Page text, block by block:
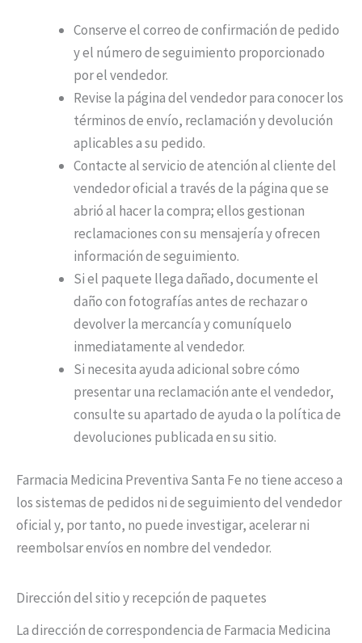
Conserve el correo de confirmación de pedido
y el número de seguimiento proporcionado
por el vendedor.
Revise la página del vendedor para conocer los
términos de envío, reclamación y devolución
aplicables a su pedido.
Contacte al servicio de atención al cliente del
vendedor oficial a través de la página que se
abrió al hacer la compra; ellos gestionan
reclamaciones con su mensajería y ofrecen
información de seguimiento.
Si el paquete llega dañado, documente el
daño con fotografías antes de rechazar o
devolver la mercancía y comuníquelo
inmediatamente al vendedor.
Si necesita ayuda adicional sobre cómo
presentar una reclamación ante el vendedor,
consulte su apartado de ayuda o la política de
devoluciones publicada en su sitio.
Farmacia Medicina Preventiva Santa Fe no tiene acceso a
los sistemas de pedidos ni de seguimiento del vendedor
oficial y, por tanto, no puede investigar, acelerar ni
reembolsar envíos en nombre del vendedor.
Dirección del sitio y recepción de paquetes
La dirección de correspondencia de Farmacia Medicina